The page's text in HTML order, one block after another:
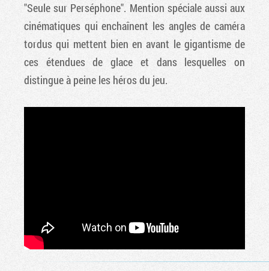
"Seule sur Perséphone". Mention spéciale aussi aux
cinématiques qui enchaînent les angles de caméra
tordus qui mettent bien en avant le gigantisme de
ces étendues de glace et dans lesquelles on
distingue à peine les héros du jeu.